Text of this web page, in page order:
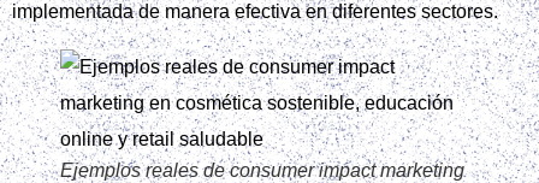
implementada de manera efectiva en diferentes sectores.
Ejemplos reales de consumer impact marketing